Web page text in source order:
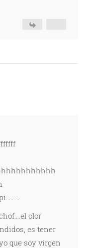
olor
es tener
que soy virgen